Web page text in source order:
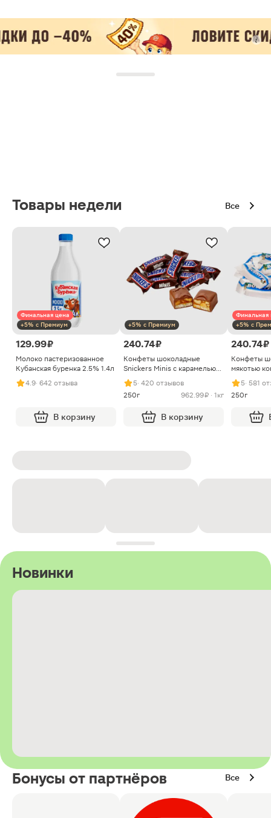
Товары недели Все
Финальная цена
+5% с Премиум
129.99 ₽
Молоко пастеризованное
Кубанская буренка 2.5% 1.4л
4.9· 642 отзыва
В корзину
+5% с Премиум
240.74 ₽
Конфеты шоколадные
Snickers Minis с карамелью
арахисом и нугой
5· 420 отзывов
250г
962.99 ₽ · 1кг
В корзину
Финальная
+5% с
240.74 ₽
Конфеты
мякотью
5· 581
250г
Новинки
Бонусы от партнёров Все